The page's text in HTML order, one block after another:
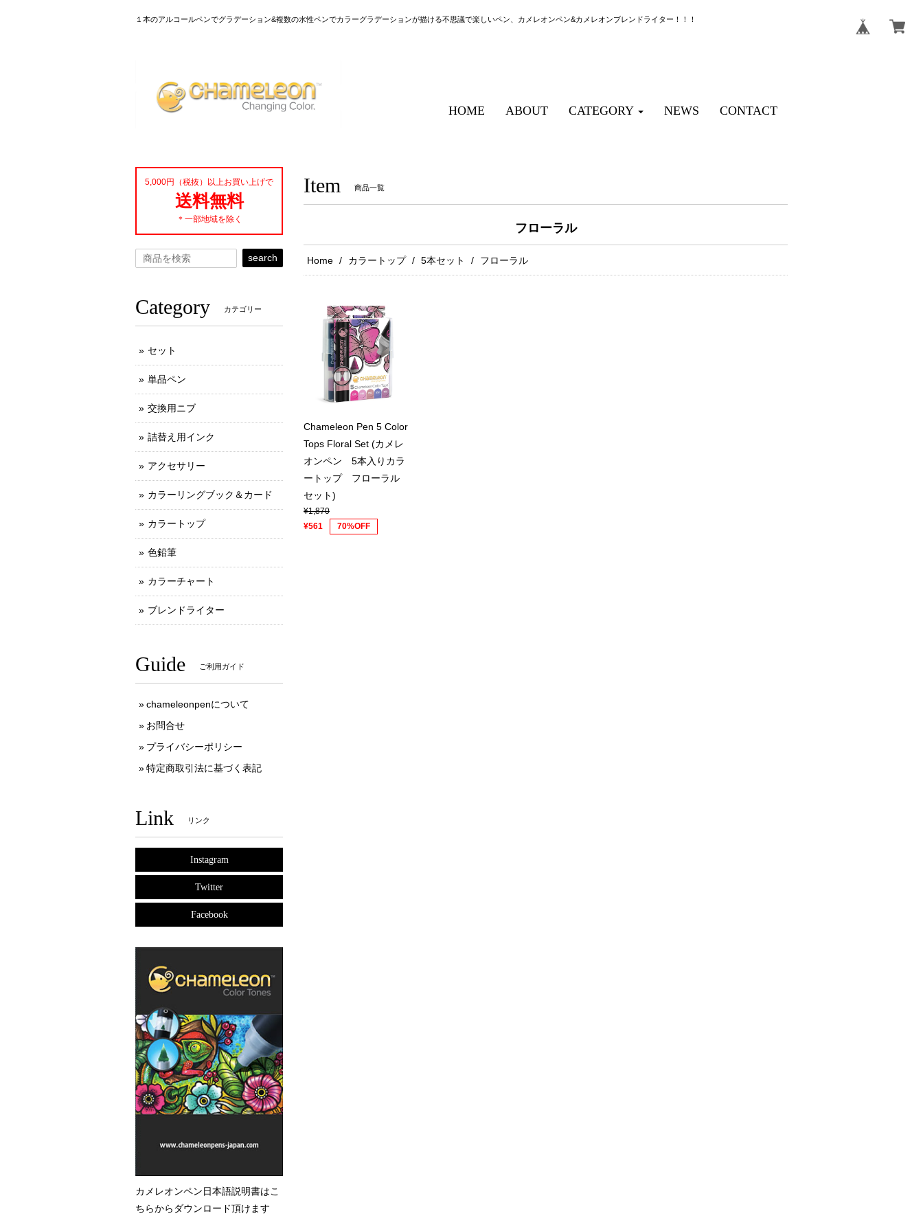
１本のアルコールペンでグラデーション&複数の水性ペンでカラーグラデーションが描ける不思議で楽しいペン、カメレオンペン&カメレオンブレンドライター！！！
HOME ABOUT CATEGORY NEWS CONTACT
Item 商品一覧
フローラル
Home カラートップ 5本セット フローラル
Chameleon Pen 5 Color
Tops Floral Set (カメレ
オンペン 5本入りカラ
ートップ フローラル
セット)
¥1,870
¥561
70%OFF
5,000円（税抜）以上お買い上げで
送料無料
＊一部地域を除く
search
Category カテゴリー
セット
単品ペン
交換用ニブ
詰替え用インク
アクセサリー
カラーリングブック＆カード
カラートップ
色鉛筆
カラーチャート
ブレンドライター
Guide ご利用ガイド
chameleonpenについて
お問合せ
プライバシーポリシー
特定商取引法に基づく表記
Link リンク
Instagram
Twitter
Facebook
カメレオンペン日本語説明書はこ
ちらからダウンロード頂けます